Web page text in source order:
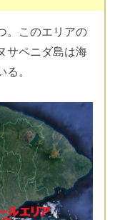
。このエリアの
サペニダ島は海
。